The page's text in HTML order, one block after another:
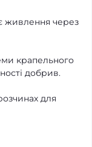
живлення через
крапельного
добрив.
для